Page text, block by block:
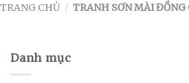
TRANG CHỦ / TRANH SƠN MÀI ĐỒNG
Danh mục